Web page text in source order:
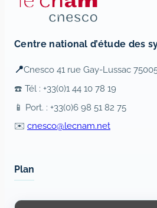
Centre national d’étude des
📍Cnesco 41 rue Gay-Lussac
☎️ Tél : +33(0)1 44 10 78 19
📱 Port. : +33(0)6 98 51 82 75
✉️ cnesco@lecnam.net
Plan
Display